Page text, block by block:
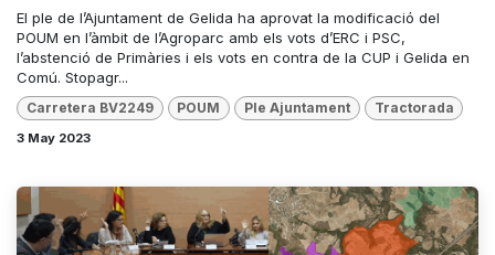
El ple de l’Ajuntament de Gelida ha aprovat la modificació del
POUM en l’àmbit de l’Agroparc amb els vots d’ERC i PSC,
l’abstenció de Primàries i els vots en contra de la CUP i Gelida en
Comú. Stopagr...
Carretera BV2249 POUM Ple Ajuntament Tractorada
3 May 2023